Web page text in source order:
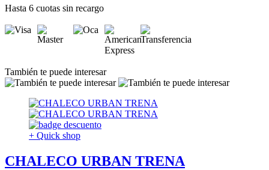
Hasta 6 cuotas sin recargo
También te puede interesar
+ Quick shop
CHALECO URBAN TRENA